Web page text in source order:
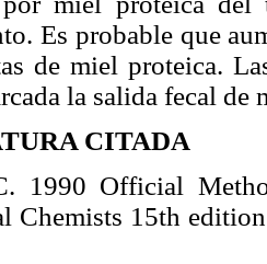
Es probable que
de miel proteica.
la salida fecal de
CITADA
1990 Official
Chemists 15th